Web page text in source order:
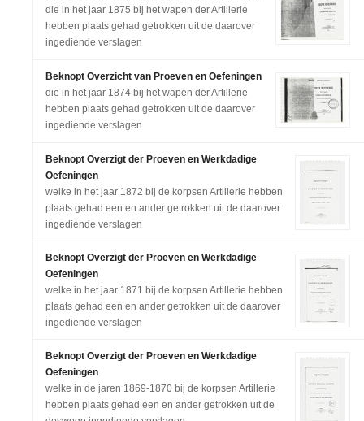
die in het jaar 1875 bij het wapen der Artillerie
hebben plaats gehad getrokken uit de daarover
ingediende verslagen
Beknopt Overzicht van Proeven en Oefeningen
die in het jaar 1874 bij het wapen der Artillerie
hebben plaats gehad getrokken uit de daarover
ingediende verslagen
Beknopt Overzigt der Proeven en Werkdadige
Oefeningen
welke in het jaar 1872 bij de korpsen Artillerie hebben
plaats gehad een en ander getrokken uit de daarover
ingediende verslagen
Beknopt Overzigt der Proeven en Werkdadige
Oefeningen
welke in het jaar 1871 bij de korpsen Artillerie hebben
plaats gehad een en ander getrokken uit de daarover
ingediende verslagen
Beknopt Overzigt der Proeven en Werkdadige
Oefeningen
welke in de jaren 1869-1870 bij de korpsen Artillerie
hebben plaats gehad een en ander getrokken uit de